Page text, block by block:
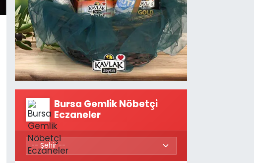
Bursa Gemlik Nöbetçi
Eczaneler